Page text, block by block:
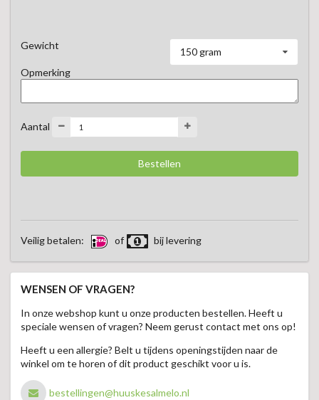
Gewicht
150 gram
Opmerking
Aantal
Veilig betalen: of bij levering
WENSEN OF VRAGEN?
In onze webshop kunt u onze producten bestellen. Heeft u
speciale wensen of vragen? Neem gerust contact met ons op!
Heeft u een allergie? Belt u tijdens openingstijden naar de
winkel om te horen of dit product geschikt voor u is.
bestellingen@huuskesalmelo.nl